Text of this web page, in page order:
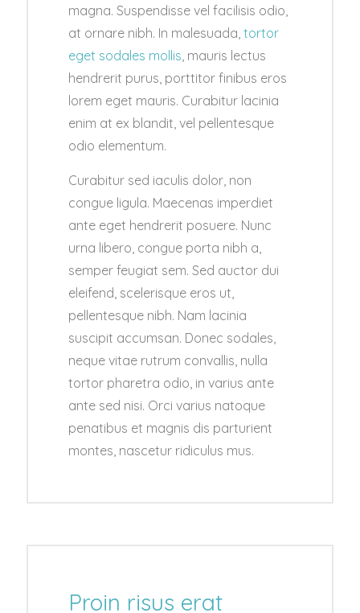
magna. Suspendisse vel facilisis odio,
at ornare nibh. In malesuada, tortor
eget sodales mollis, mauris lectus
hendrerit purus, porttitor finibus eros
lorem eget mauris. Curabitur lacinia
enim at ex blandit, vel pellentesque
odio elementum.
Curabitur sed iaculis dolor, non
congue ligula. Maecenas imperdiet
ante eget hendrerit posuere. Nunc
urna libero, congue porta nibh a,
semper feugiat sem. Sed auctor dui
eleifend, scelerisque eros ut,
pellentesque nibh. Nam lacinia
suscipit accumsan. Donec sodales,
neque vitae rutrum convallis, nulla
tortor pharetra odio, in varius ante
ante sed nisi. Orci varius natoque
penatibus et magnis dis parturient
montes, nascetur ridiculus mus.
Proin risus erat